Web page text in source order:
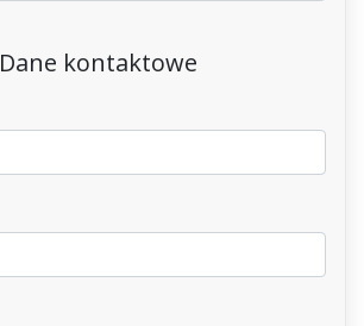
Dane kontaktowe